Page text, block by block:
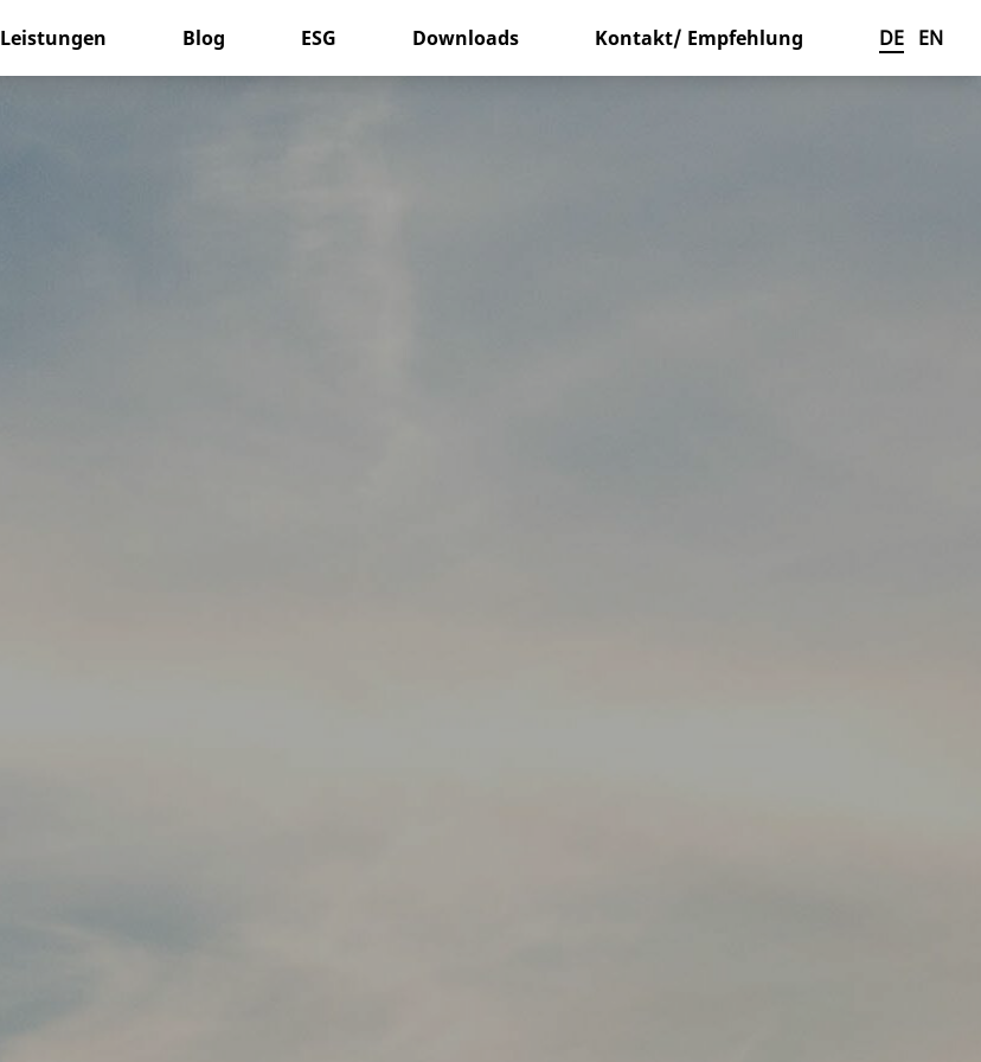
Leistungen Blog ESG Downloads Kontakt/ Empfehlung DE EN